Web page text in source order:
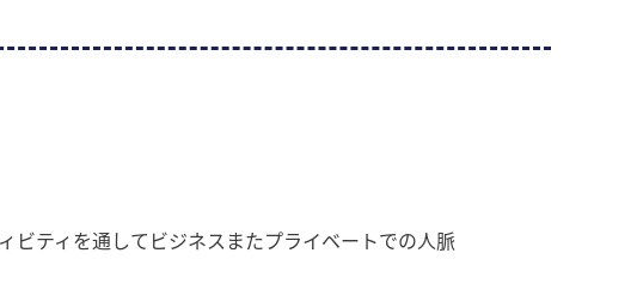
ビティを通してビジネスまたプライベートでの人脈